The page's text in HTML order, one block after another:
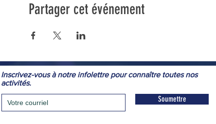
Partager cet événement
Inscrivez-vous à notre infolettre pour connaître toutes nos
activités.
Soumettre